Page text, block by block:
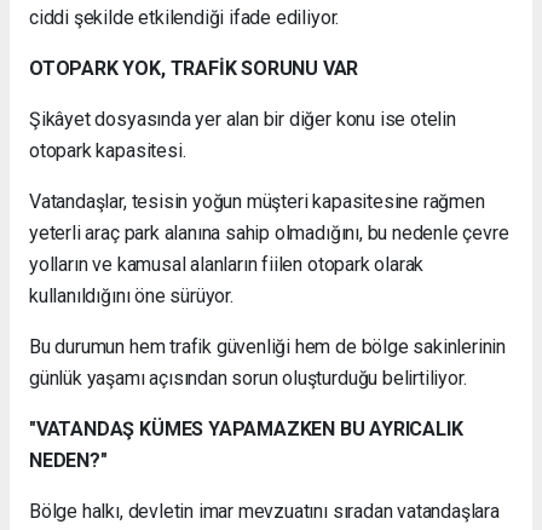
ciddi şekilde etkilendiği ifade ediliyor.
OTOPARK YOK, TRAFİK SORUNU VAR
Şikâyet dosyasında yer alan bir diğer konu ise otelin
otopark kapasitesi.
Vatandaşlar, tesisin yoğun müşteri kapasitesine rağmen
yeterli araç park alanına sahip olmadığını, bu nedenle çevre
yolların ve kamusal alanların fiilen otopark olarak
kullanıldığını öne sürüyor.
Bu durumun hem trafik güvenliği hem de bölge sakinlerinin
günlük yaşamı açısından sorun oluşturduğu belirtiliyor.
"VATANDAŞ KÜMES YAPAMAZKEN BU AYRICALIK
NEDEN?"
Bölge halkı, devletin imar mevzuatını sıradan vatandaşlara